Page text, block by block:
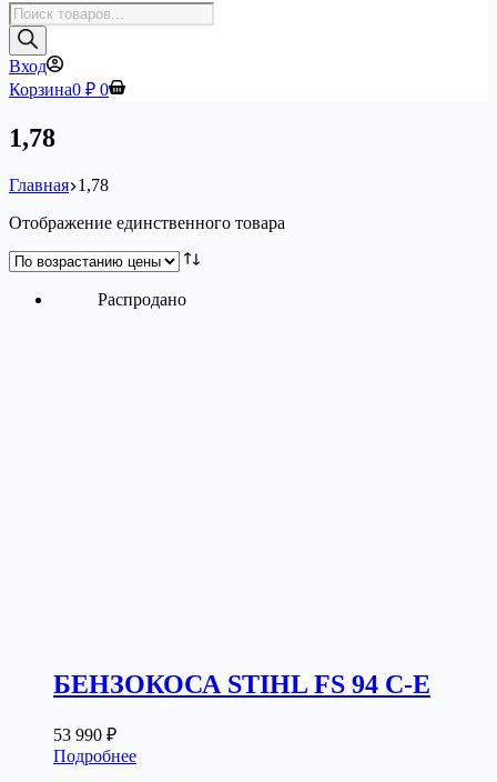
Поиск
товаров
Вход
Корзина0 ₽ 0
1,78
Главная 1,78
Отображение единственного товара
Распродано
БЕНЗОКОСА STIHL FS 94 C-E
53 990 ₽
Подробнее